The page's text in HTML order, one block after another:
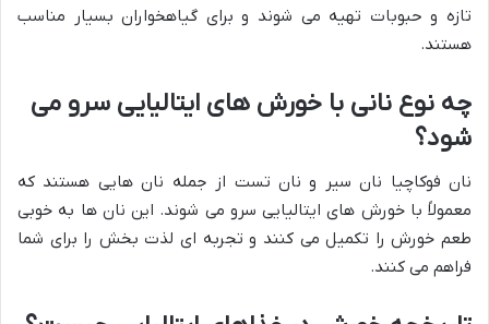
تازه و حبوبات تهیه می شوند و برای گیاهخواران بسیار مناسب
هستند.
چه نوع نانی با خورش های ایتالیایی سرو می
شود؟
نان فوکاچیا نان سیر و نان تست از جمله نان هایی هستند که
معمولاً با خورش های ایتالیایی سرو می شوند. این نان ها به خوبی
طعم خورش را تکمیل می کنند و تجربه ای لذت بخش را برای شما
فراهم می کنند.